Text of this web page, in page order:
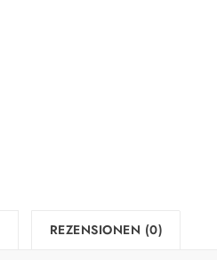
REZENSIONEN (0)